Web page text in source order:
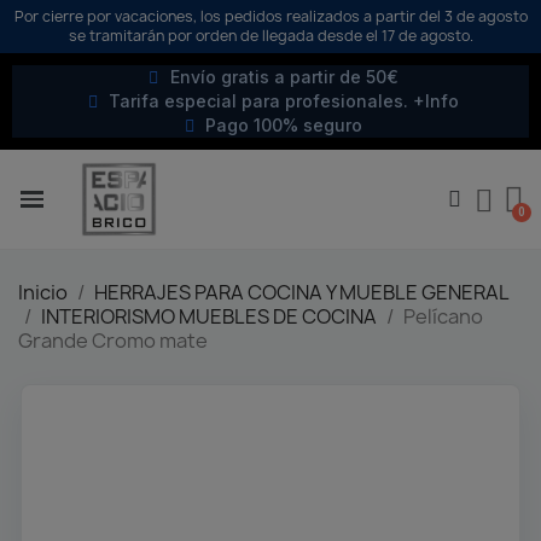
Por cierre por vacaciones, los pedidos realizados a partir del 3 de agosto
se tramitarán por orden de llegada desde el 17 de agosto.
Envío gratis a partir de 50€
Tarifa especial para profesionales. +Info
Pago 100% seguro
Inicio
HERRAJES PARA COCINA Y MUEBLE GENERAL
INTERIORISMO MUEBLES DE COCINA
Pelícano
Grande Cromo mate